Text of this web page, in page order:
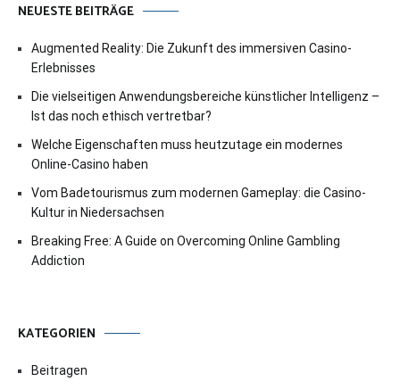
NEUESTE BEITRÄGE
Augmented Reality: Die Zukunft des immersiven Casino-
Erlebnisses
Die vielseitigen Anwendungsbereiche künstlicher Intelligenz –
Ist das noch ethisch vertretbar?
Welche Eigenschaften muss heutzutage ein modernes
Online-Casino haben
Vom Badetourismus zum modernen Gameplay: die Casino-
Kultur in Niedersachsen
Breaking Free: A Guide on Overcoming Online Gambling
Addiction
KATEGORIEN
Beitragen